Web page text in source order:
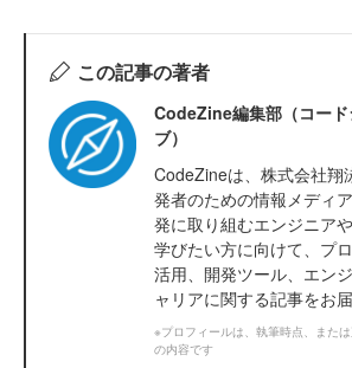
この記事の著者
CodeZine編集部（コード
ブ）
CodeZineは、株式会社翔
発者のための情報メディ
発に取り組むエンジニア
学びたい方に向けて、プ
活用、開発ツール、エン
ャリアに関する記事をお
※プロフィールは、執筆時点、また
の内容です